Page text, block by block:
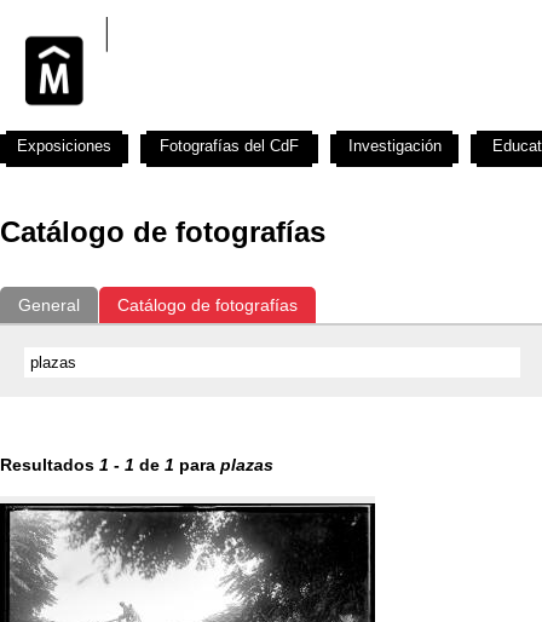
Catálogo de fotografías
General Catálogo de fotografías
Resultados 1 - 1 de 1 para plazas
Exposiciones Fotografías del CdF Investigación